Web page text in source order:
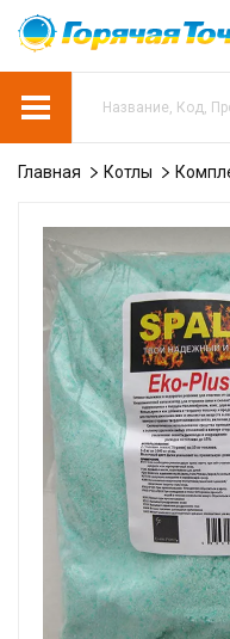
Главная Котлы